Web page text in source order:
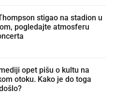
pogledajte atmosferu
opet pišu o kultu na
otoku. Kako je do toga